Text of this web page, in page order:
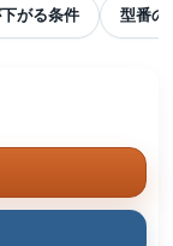
がる条件 型番の